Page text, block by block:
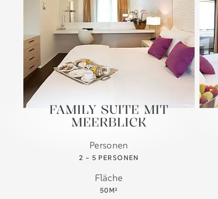
FAMILY SUITE MIT
MEERBLICK
Personen
2 – 5 PERSONEN
Fläche
50M²